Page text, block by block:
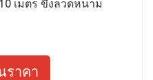
เมตร ขึงลวดหนาม
ราคา